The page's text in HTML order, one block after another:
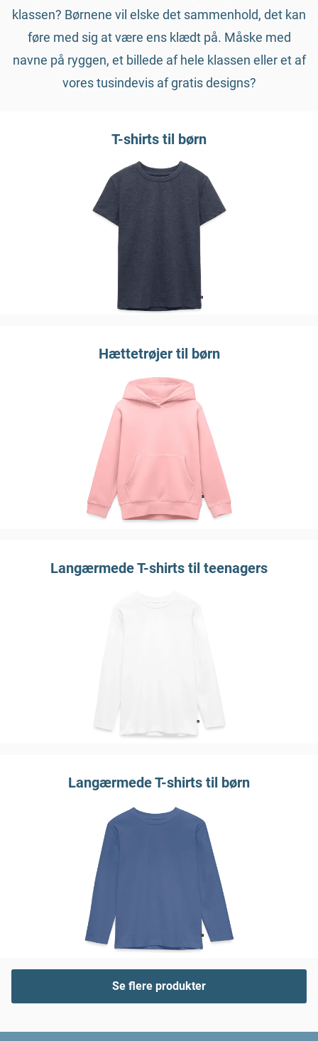
klassen? Børnene vil elske det sammenhold, det kan
føre med sig at være ens klædt på. Måske med
navne på ryggen, et billede af hele klassen eller et af
vores tusindevis af gratis designs?
T-shirts til børn
Hættetrøjer til børn
Langærmede T-shirts til teenagers
Langærmede T-shirts til børn
Se flere produkter